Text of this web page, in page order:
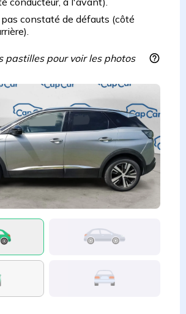
constaté de défauts (côté
pastilles pour voir les photos